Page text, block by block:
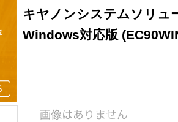
キヤノンシステムソリュ
Windows対応版